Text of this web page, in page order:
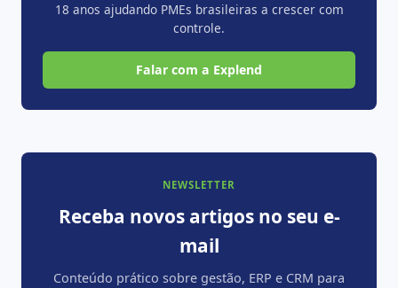
18 anos ajudando PMEs brasileiras a crescer com
controle.
Falar com a Explend
NEWSLETTER
Receba novos artigos no seu e-
mail
Conteúdo prático sobre gestão, ERP e CRM para